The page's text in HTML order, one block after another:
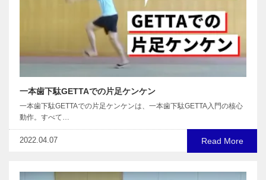
一本歯下駄GETTAでの片足ケンケン
一本歯下駄GETTAでの片足ケンケンは、一本歯下駄GETTA入門の核心
動作。すべて…
Read More
2022.04.07